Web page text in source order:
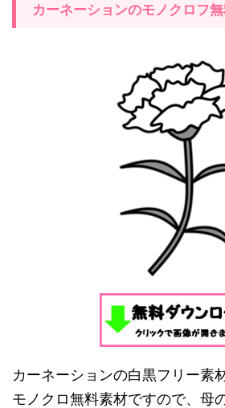
カーネーションのモノクロフ
カーネーションの白黒フリー素
モノクロ無料素材ですので、母